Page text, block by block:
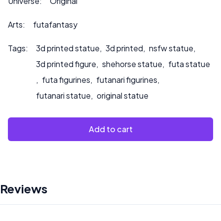
que pintemos el producto.
Arts: futafantasy
Tags: 3d printed statue, 3d printed, nsfw statue,
3d printed figure, shehorse statue, futa statue
, futa figurines, futanari figurines,
futanari statue, original statue
Add to cart
Reviews